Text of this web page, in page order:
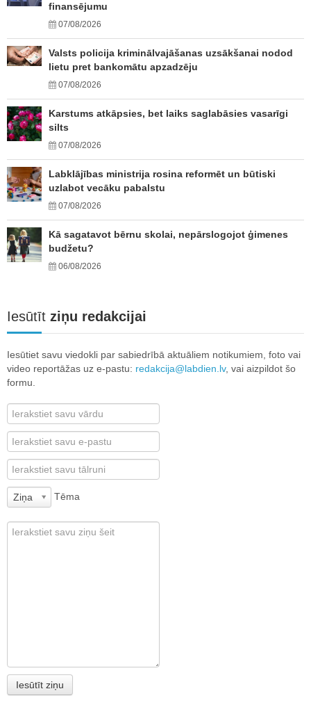
finansējumu
07/08/2026
Valsts policija kriminālvajāšanas uzsākšanai nodod
lietu pret bankomātu apzadzēju
07/08/2026
Karstums atkāpsies, bet laiks saglabāsies vasarīgi
silts
07/08/2026
Labklājības ministrija rosina reformēt un būtiski
uzlabot vecāku pabalstu
07/08/2026
Kā sagatavot bērnu skolai, nepārslogojot ģimenes
budžetu?
06/08/2026
Iesūtīt ziņu redakcijai
Iesūtiet savu viedokli par sabiedrībā aktuāliem notikumiem, foto vai
video reportāžas uz e-pastu: redakcija@labdien.lv, vai aizpildot šo
formu.
Ziņa Tēma